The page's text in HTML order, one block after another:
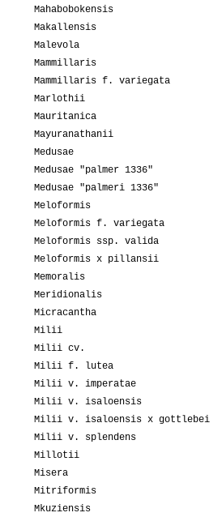
Mahabobokensis
Makallensis
Malevola
Mammillaris
Mammillaris f. variegata
Marlothii
Mauritanica
Mayuranathanii
Medusae
Medusae "palmer 1336"
Medusae "palmeri 1336"
Meloformis
Meloformis f. variegata
Meloformis ssp. valida
Meloformis x pillansii
Memoralis
Meridionalis
Micracantha
Milii
Milii cv.
Milii f. lutea
Milii v. imperatae
Milii v. isaloensis
Milii v. isaloensis x gottlebei
Milii v. splendens
Millotii
Misera
Mitriformis
Mkuziensis